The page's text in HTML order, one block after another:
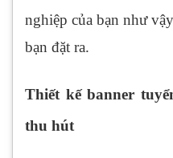
nghiệp của bạn như
bạn đặt ra.
Thiết kế banner
thu hút